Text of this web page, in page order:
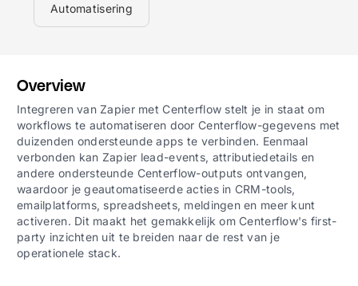
Automatisering
Overview
Integreren van Zapier met Centerflow stelt je in staat om
workflows te automatiseren door Centerflow-gegevens met
duizenden ondersteunde apps te verbinden. Eenmaal
verbonden kan Zapier lead-events, attributiedetails en
andere ondersteunde Centerflow-outputs ontvangen,
waardoor je geautomatiseerde acties in CRM-tools,
emailplatforms, spreadsheets, meldingen en meer kunt
activeren. Dit maakt het gemakkelijk om Centerflow's first-
party inzichten uit te breiden naar de rest van je
operationele stack.